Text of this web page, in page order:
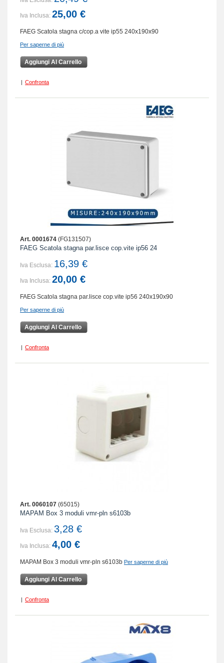
Iva Inclusa: 25,00 €
FAEG Scatola stagna c/cop.a vite ip55 240x190x90
Per saperne di più
Aggiungi Al Carrello
| Confronta
Art. 0001674 (FG131507)
FAEG Scatola stagna par.lisce cop.vite ip56 24
Iva Esclusa: 16,39 €
Iva Inclusa: 20,00 €
FAEG Scatola stagna par.lisce cop.vite ip56 240x190x90
Per saperne di più
Aggiungi Al Carrello
| Confronta
Art. 0060107 (65015)
MAPAM Box 3 moduli vmr-pln s6103b
Iva Esclusa: 3,28 €
Iva Inclusa: 4,00 €
MAPAM Box 3 moduli vmr-pln s6103b Per saperne di più
Aggiungi Al Carrello
| Confronta